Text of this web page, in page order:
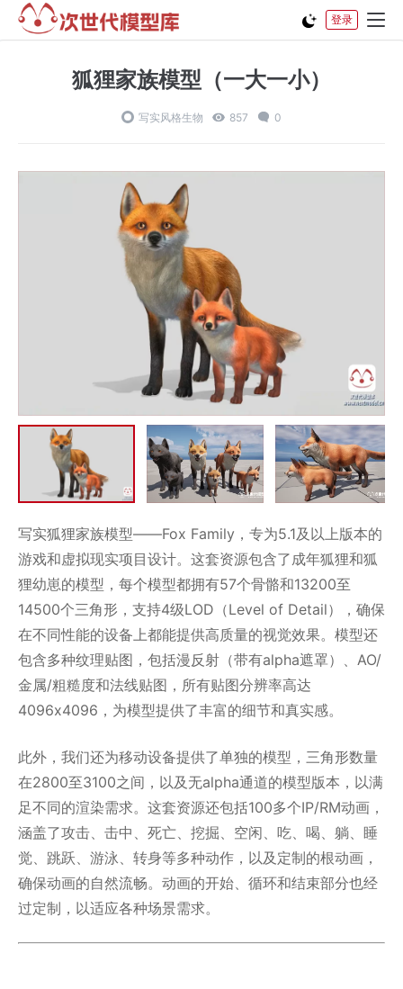
登录
狐狸家族模型（一大一小）
写实风格生物 857 0
写实狐狸家族模型——Fox Family，专为5.1及以上版本的
游戏和虚拟现实项目设计。这套资源包含了成年狐狸和狐
狸幼崽的模型，每个模型都拥有57个骨骼和13200至
14500个三角形，支持4级LOD（Level of Detail），确保
在不同性能的设备上都能提供高质量的视觉效果。模型还
包含多种纹理贴图，包括漫反射（带有alpha遮罩）、AO/
金属/粗糙度和法线贴图，所有贴图分辨率高达
4096x4096，为模型提供了丰富的细节和真实感。
此外，我们还为移动设备提供了单独的模型，三角形数量
在2800至3100之间，以及无alpha通道的模型版本，以满
足不同的渲染需求。这套资源还包括100多个IP/RM动画，
涵盖了攻击、击中、死亡、挖掘、空闲、吃、喝、躺、睡
觉、跳跃、游泳、转身等多种动作，以及定制的根动画，
确保动画的自然流畅。动画的开始、循环和结束部分也经
过定制，以适应各种场景需求。